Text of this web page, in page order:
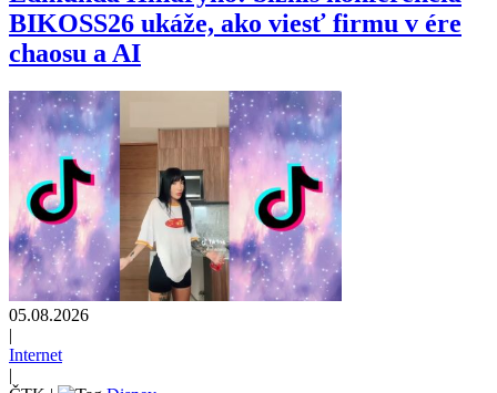
BIKOSS26 ukáže, ako viesť firmu v ére
chaosu a AI
05.08.2026
|
Internet
|